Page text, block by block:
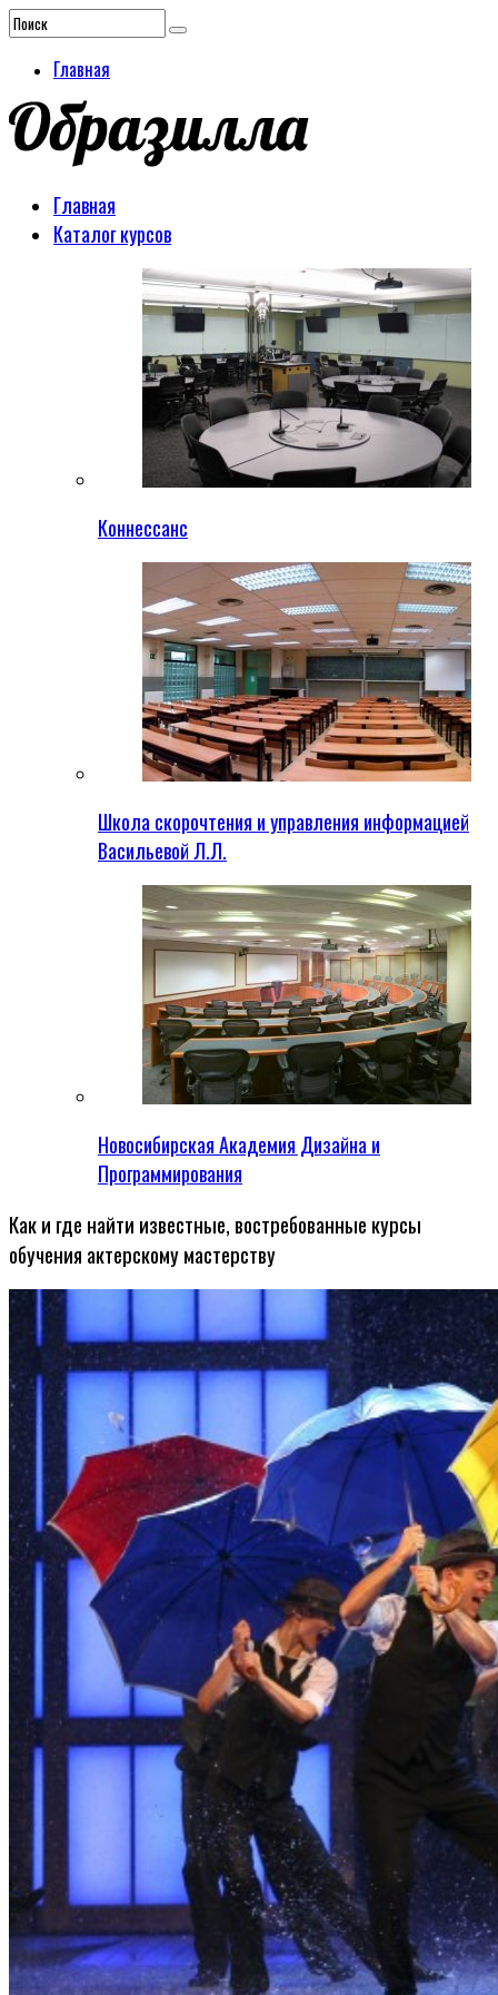
Главная
Главная
Каталог курсов
Коннессанс
Школа скорочтения и управления информацией
Васильевой Л.Л.
Новосибирская Академия Дизайна и
Программирования
Как и где найти известные, востребованные курсы
обучения актерскому мастерству